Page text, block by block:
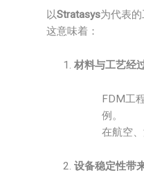
以Stratasys为代表
这意味着：
材料与工艺经
FDM工
例。
在航空
设备稳定性带